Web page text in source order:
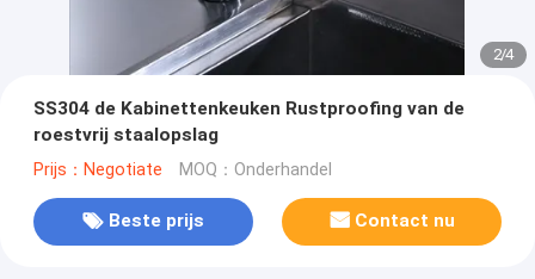
2/4
SS304 de Kabinettenkeuken Rustproofing van de
roestvrij staalopslag
Prijs：Negotiate MOQ：Onderhandel
Beste prijs Contact nu